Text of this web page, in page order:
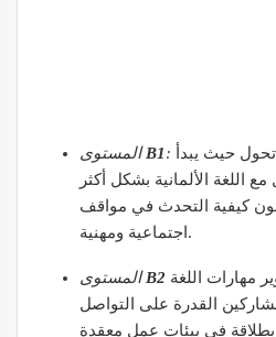
المستوىB1:
اللغة الألمانية بشكل أكثر
كيفية التحدث في مواقف
اجتماعية ومهنية.
المستوىB2 مهارات اللغة
القدرة على التواصل